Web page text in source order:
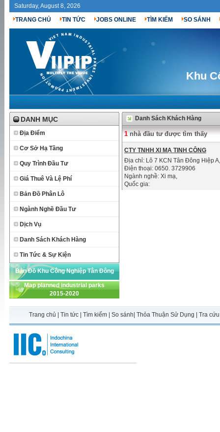
Saturday, August 8, 2026
TRANG CHỦ
TIN TỨC JOBS ONLINE TÌM KIẾM SO SÁNH
Khu
DANH MỤC
Địa Điểm
Cơ Sở Hạ Tầng
Quy Trình Đầu Tư
Giá Thuê Và Lệ Phí
Bản Đồ Phân Lô
Ngành Nghề Đầu Tư
Dịch Vụ
Danh Sách Khách Hàng
Tin Tức & Sự Kiện
Bản Đồ Khu Công Nghiệp Tân Đông
Hiệp A
Map planned industrial parks
2015-2020
Danh Sách Khách Hàng
1nhà đầu tư được tìm thấy
CTY TNHH XI MẠ TINH CÔNG
Địa chỉ: Lô 7 KCN Tân Đông Hiệp
Điện thoại: 0650. 3729906
Ngành nghề: Xi mạ,
Quốc gia:
Trang chủ Tin tức Tìm kiếm So sánh Thỏa Thuận Sử Dụng Tra